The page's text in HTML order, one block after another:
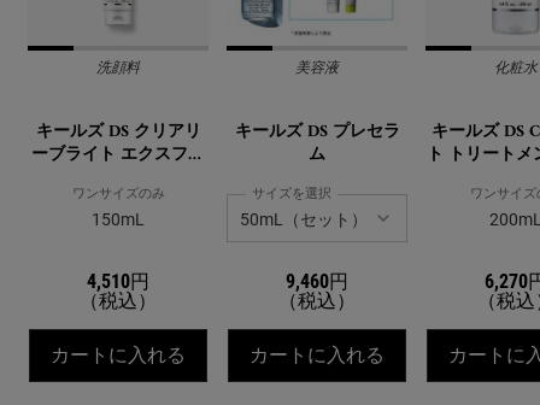
洗顔料
キールズ DS クリアリ
ーブライト エクスフォ
ザー
ワンサイズのみ
150mL
4,510円
（税込）
カートに入れる キールズ DS クリアリーブライト エク
美容液
キールズ DS プレセラ
ム
サイズを選択
9,460円
（税込）
カートに入れる キールズ DS プ
化粧水
キールズ DS
ト トリート
ワンサイズ
6,270
（税
カートに